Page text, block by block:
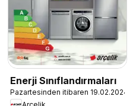
Enerji Sınıflandırmaları
Pazartesinden itibaren 19.02.2024